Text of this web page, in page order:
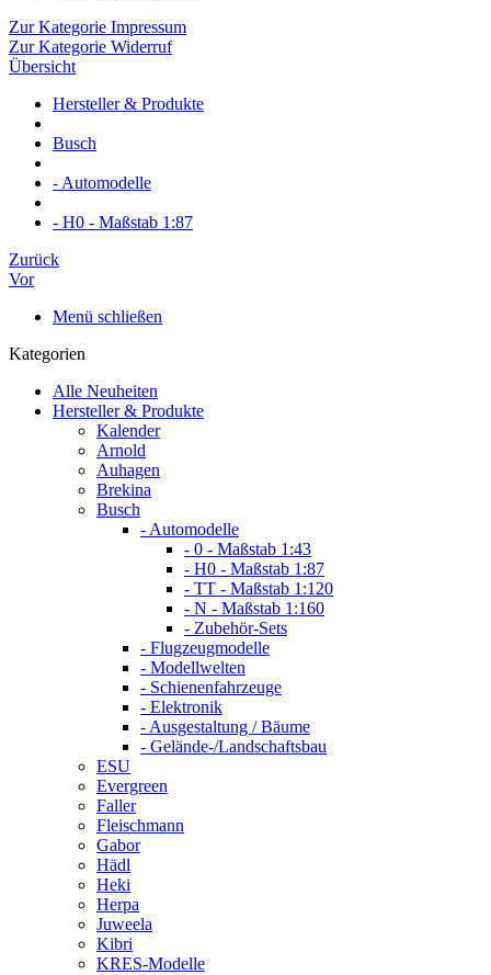
Zur Kategorie Impressum
Zur Kategorie Widerruf
Übersicht
Hersteller & Produkte
Busch
- Automodelle
- H0 - Maßstab 1:87
Zurück
Vor
Menü schließen
Kategorien
Alle Neuheiten
Hersteller & Produkte
Kalender
Arnold
Auhagen
Brekina
Busch
- Automodelle
- 0 - Maßstab 1:43
- H0 - Maßstab 1:87
- TT - Maßstab 1:120
- N - Maßstab 1:160
- Zubehör-Sets
- Flugzeugmodelle
- Modellwelten
- Schienenfahrzeuge
- Elektronik
- Ausgestaltung / Bäume
- Gelände-/Landschaftsbau
ESU
Evergreen
Faller
Fleischmann
Gabor
Hädl
Heki
Herpa
Juweela
Kibri
KRES-Modelle